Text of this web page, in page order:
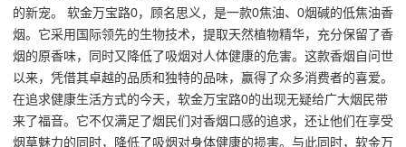
的新宠。 软金万宝路0，顾名思义，是一款0焦油、0烟碱的低焦油香
烟。它采用国际领先的生物技术，提取天然植物精华，充分保留了香
烟的原香味，同时又降低了吸烟对人体健康的危害。这款香烟自问世
以来，凭借其卓越的品质和独特的品味，赢得了众多消费者的喜爱。
在追求健康生活方式的今天，软金万宝路0的出现无疑给广大烟民带
来了福音。它不仅满足了烟民们对香烟口感的追求，还让他们在享受
烟草魅力的同时，降低了吸烟对身体健康的损害。与此同时，软金万